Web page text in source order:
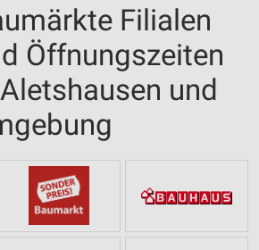
Filialen
Öffnungszeiten
und